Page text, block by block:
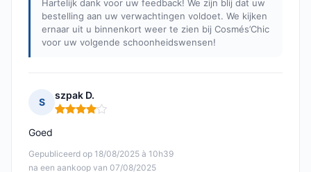
Hartelijk dank voor uw feedback! We zijn blij dat uw
bestelling aan uw verwachtingen voldoet. We kijken
ernaar uit u binnenkort weer te zien bij Cosmés’Chic
voor uw volgende schoonheidswensen!
S
szpak D.
Opmerking: 4 van 5
Gepubliceerd op 18/08/2025 à 10h39
na een aankoop van 07/08/2025
Goed